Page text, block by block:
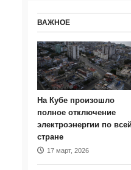
ВАЖНОЕ
На Кубе произошло
полное отключение
электроэнергии по всей
стране
17 март, 2026